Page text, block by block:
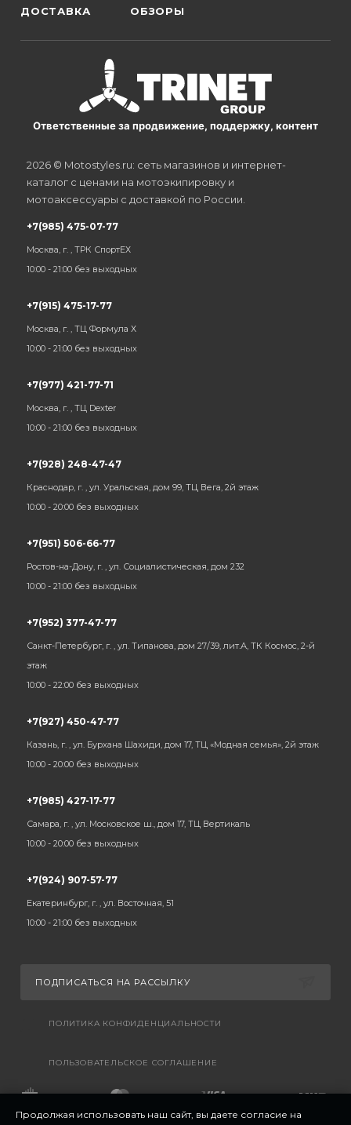
ДОСТАВКА ОБЗОРЫ
Ответственные за продвижение, поддержку, контент
2026 © Motostyles.ru: сеть магазинов и интернет-
каталог с ценами на мотоэкипировку и
мотоаксессуары с доставкой по России.
+7(985) 475-07-77
Москва, г. , ТРК СпортЕХ
10:00 - 21:00 без выходных
+7(915) 475-17-77
Москва, г. , ТЦ Формула Х
10:00 - 21:00 без выходных
+7(977) 421-77-71
Москва, г. , ТЦ Dexter
10:00 - 21:00 без выходных
+7(928) 248-47-47
Краснодар, г. , ул. Уральская, дом 99, ТЦ Вега, 2й этаж
10:00 - 20:00 без выходных
+7(951) 506-66-77
Ростов-на-Дону, г. , ул. Социалистическая, дом 232
10:00 - 21:00 без выходных
+7(952) 377-47-77
Санкт-Петербург, г. , ул. Типанова, дом 27/39, лит.А, ТК Космос, 2-й
этаж
10:00 - 22:00 без выходных
+7(927) 450-47-77
Казань, г. , ул. Бурхана Шахиди, дом 17, ТЦ «Модная семья», 2й этаж
10:00 - 20:00 без выходных
+7(985) 427-17-77
Самара, г. , ул. Московское ш., дом 17, ТЦ Вертикаль
10:00 - 20:00 без выходных
+7(924) 907-57-77
Екатеринбург, г. , ул. Восточная, 51
10:00 - 21:00 без выходных
ПОДПИСАТЬСЯ НА РАССЫЛКУ
ПОЛИТИКА КОНФИДЕНЦИАЛЬНОСТИ
ПОЛЬЗОВАТЕЛЬСКОЕ СОГЛАШЕНИЕ
Продолжая использовать наш сайт, вы даете согласие на